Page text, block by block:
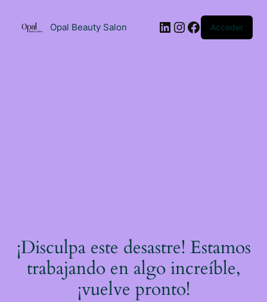
contenido
Opal Beauty Salon LinkedIn
Instagram
Facebook
Acceder
¡Disculpa este desastre! Estamos
trabajando en algo increíble,
¡vuelve pronto!